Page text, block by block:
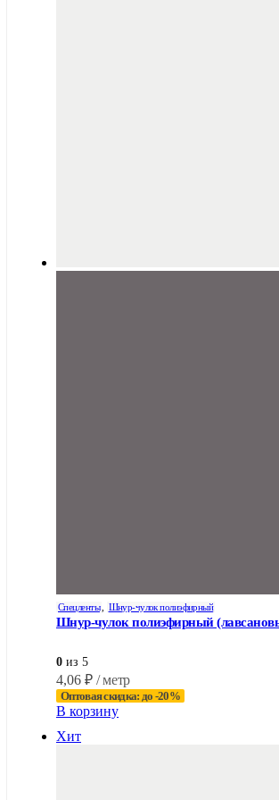
Спецленты, Шнур-чулок полиэфирный
Шнур-чулок полиэфирный
0 из 5
4,06 ₽ / метр
Оптовая скидка: до -20%
В корзину
Хит